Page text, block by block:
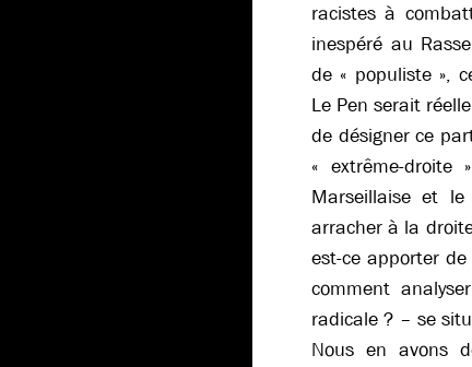
racistes à
inespéré au
de « populiste »,
Le Pen serait
de désigner ce
« extrême-
Marseillaise et
arracher à la
est-ce apporter
comment
radicale ? – se
Nous en avons